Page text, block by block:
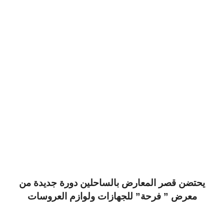
يحتضن قصر المعارض بالساحلين دورة جديدة من
معرض ” فرحة” للجهازات ولوازم العروسات